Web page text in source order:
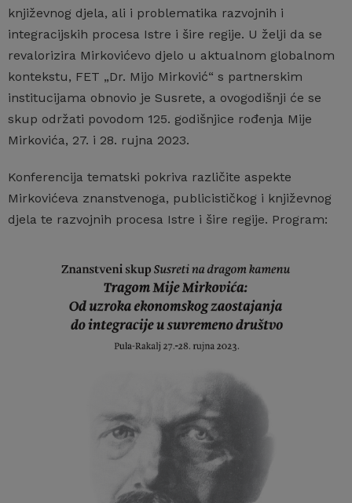
književnog djela, ali i problematika razvojnih i
integracijskih procesa Istre i šire regije. U želji da se
revalorizira Mirkovićevo djelo u aktualnom globalnom
kontekstu, FET „Dr. Mijo Mirković“ s partnerskim
institucijama obnovio je Susrete, a ovogodišnji će se
skup održati povodom 125. godišnjice rođenja Mije
Mirkovića, 27. i 28. rujna 2023.
Konferencija tematski pokriva različite aspekte
Mirkovićeva znanstvenoga, publicističkog i književnog
djela te razvojnih procesa Istre i šire regije. Program: